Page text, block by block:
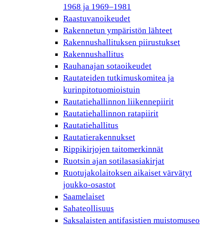
1968 ja 1969–1981
Raastuvanoikeudet
Rakennetun ympäristön lähteet
Rakennushallituksen piirustukset
Rakennushallitus
Rauhanajan sotaoikeudet
Rautateiden tutkimuskomitea ja
kurinpitotuomioistuin
Rautatiehallinnon liikennepiirit
Rautatiehallinnon ratapiirit
Rautatiehallitus
Rautatierakennukset
Rippikirjojen taitomerkinnät
Ruotsin ajan sotilasasiakirjat
Ruotujakolaitoksen aikaiset värvätyt
joukko-osastot
Saamelaiset
Sahateollisuus
Saksalaisten antifasistien muistomuseo